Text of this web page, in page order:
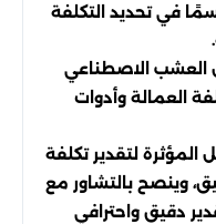
في تحديد التكلفة
العشب الاصطناعي
العمالة وأدوات
لتقدير تكلفة
وينصح بالتشاور مع
دقيق واحترافي